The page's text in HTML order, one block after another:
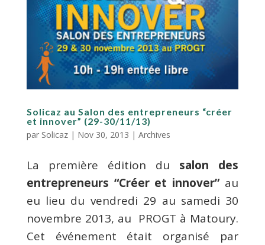
Solicaz au Salon des entrepreneurs “créer
et innover” (29-30/11/13)
par Solicaz| Nov 30, 2013 | Archives
La première édition du salon des
entrepreneurs “Créer et innover”au
eu lieu du vendredi 29 au samedi 30
novembre 2013, au PROGT à Matoury.
Cet événement était organisé par